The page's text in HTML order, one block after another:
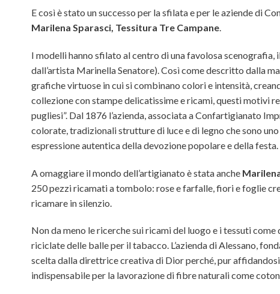
E così è stato un successo per la sfilata e per le aziende di
Marilena Sparasci, Tessitura Tre Campane.
I modelli hanno sfilato al centro di una favolosa
dall’artista Marinella Senatore). Così come descritto dalla
grafiche virtuose in cui si combinano colori e intensità,
collezione con stampe delicatissime e ricami, questi motivi
pugliesi”. Dal 1876 l’azienda, associata a Confartigianato
colorate, tradizionali strutture di luce e di legno che sono
espressione autentica della devozione popolare e della festa.
A omaggiare il mondo dell’artigianato è stata anche
250 pezzi ricamati a tombolo: rose e farfalle, fiori e foglie
ricamare in silenzio.
Non da meno le ricerche sui ricami del luogo e i tessuti come
riciclate delle balle per il tabacco. L’azienda di Alessano,
scelta dalla direttrice creativa di Dior perché, pur
indispensabile per la lavorazione di fibre naturali come